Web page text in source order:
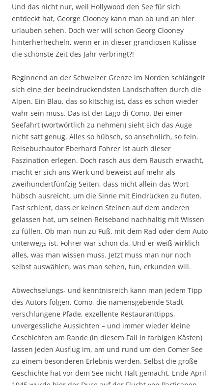
Und das nicht nur, weil Hollywood den See für sich
entdeckt hat, George Clooney kann man ab und an hier
urlauben sehen. Doch wer will schon Georg Clooney
hinterherhecheln, wenn er in dieser grandiosen Kulisse
die schönste Zeit des Jahr verbringt?!
Beginnend an der Schweizer Grenze im Norden schlängelt
sich eine der beeindruckendsten Landschaften durch die
Alpen. Ein Blau, das so kitschig ist, dass es schon wieder
wahr sein muss. Das ist der Lago di Como. Bei einer
Seefahrt (wortwörtlich zu nehmen) sieht sich das Auge
nicht satt genug. Alles so hübsch, so ansehnlich, so fein.
Reisebuchautor Eberhard Fohrer ist auch dieser
Faszination erlegen. Doch rasch aus dem Rausch erwacht,
macht er sich ans Werk und beweist auf mehr als
zweihundertfünfzig Seiten, dass nicht allein das Wort
hübsch ausreicht, um die Sinne mit Eindrücken zu fluten.
Fast schient, dass er keinen Steinen auf dem anderen
gelassen hat, um seinen Reiseband nachhaltig mit Wissen
zu füllen. Ob man nun zu Fuß, mit dem Rad oder dem Auto
unterwegs ist, Fohrer war schon da. Und er weiß wirklich
alles, was man wissen muss. Jetzt muss man nur noch
selbst auswählen, was man sehen, tun, erkunden will.
Abwechselungs- und kenntnisreich kann man jedem Tipp
des Autors folgen. Como, die namensgebende Stadt,
verschlungene Pfade, exzellente Restauranttipps,
unvergessliche Aussichten – und immer wieder kleine
Geschichten am Rande (in diesem Fall in farbigen Kästen)
lassen jeden Ausflug im, am und rund um den Comer See
zu einem besonderen Erlebnis werden. Selbst die große
Geschichte hat vor dem See nicht Halt gemacht. Ende April